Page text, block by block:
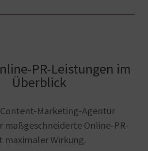
PR-Leistungen im
Überblick
Marketing-Agentur
maßgeschneiderte Online-PR-
maximaler Wirkung.